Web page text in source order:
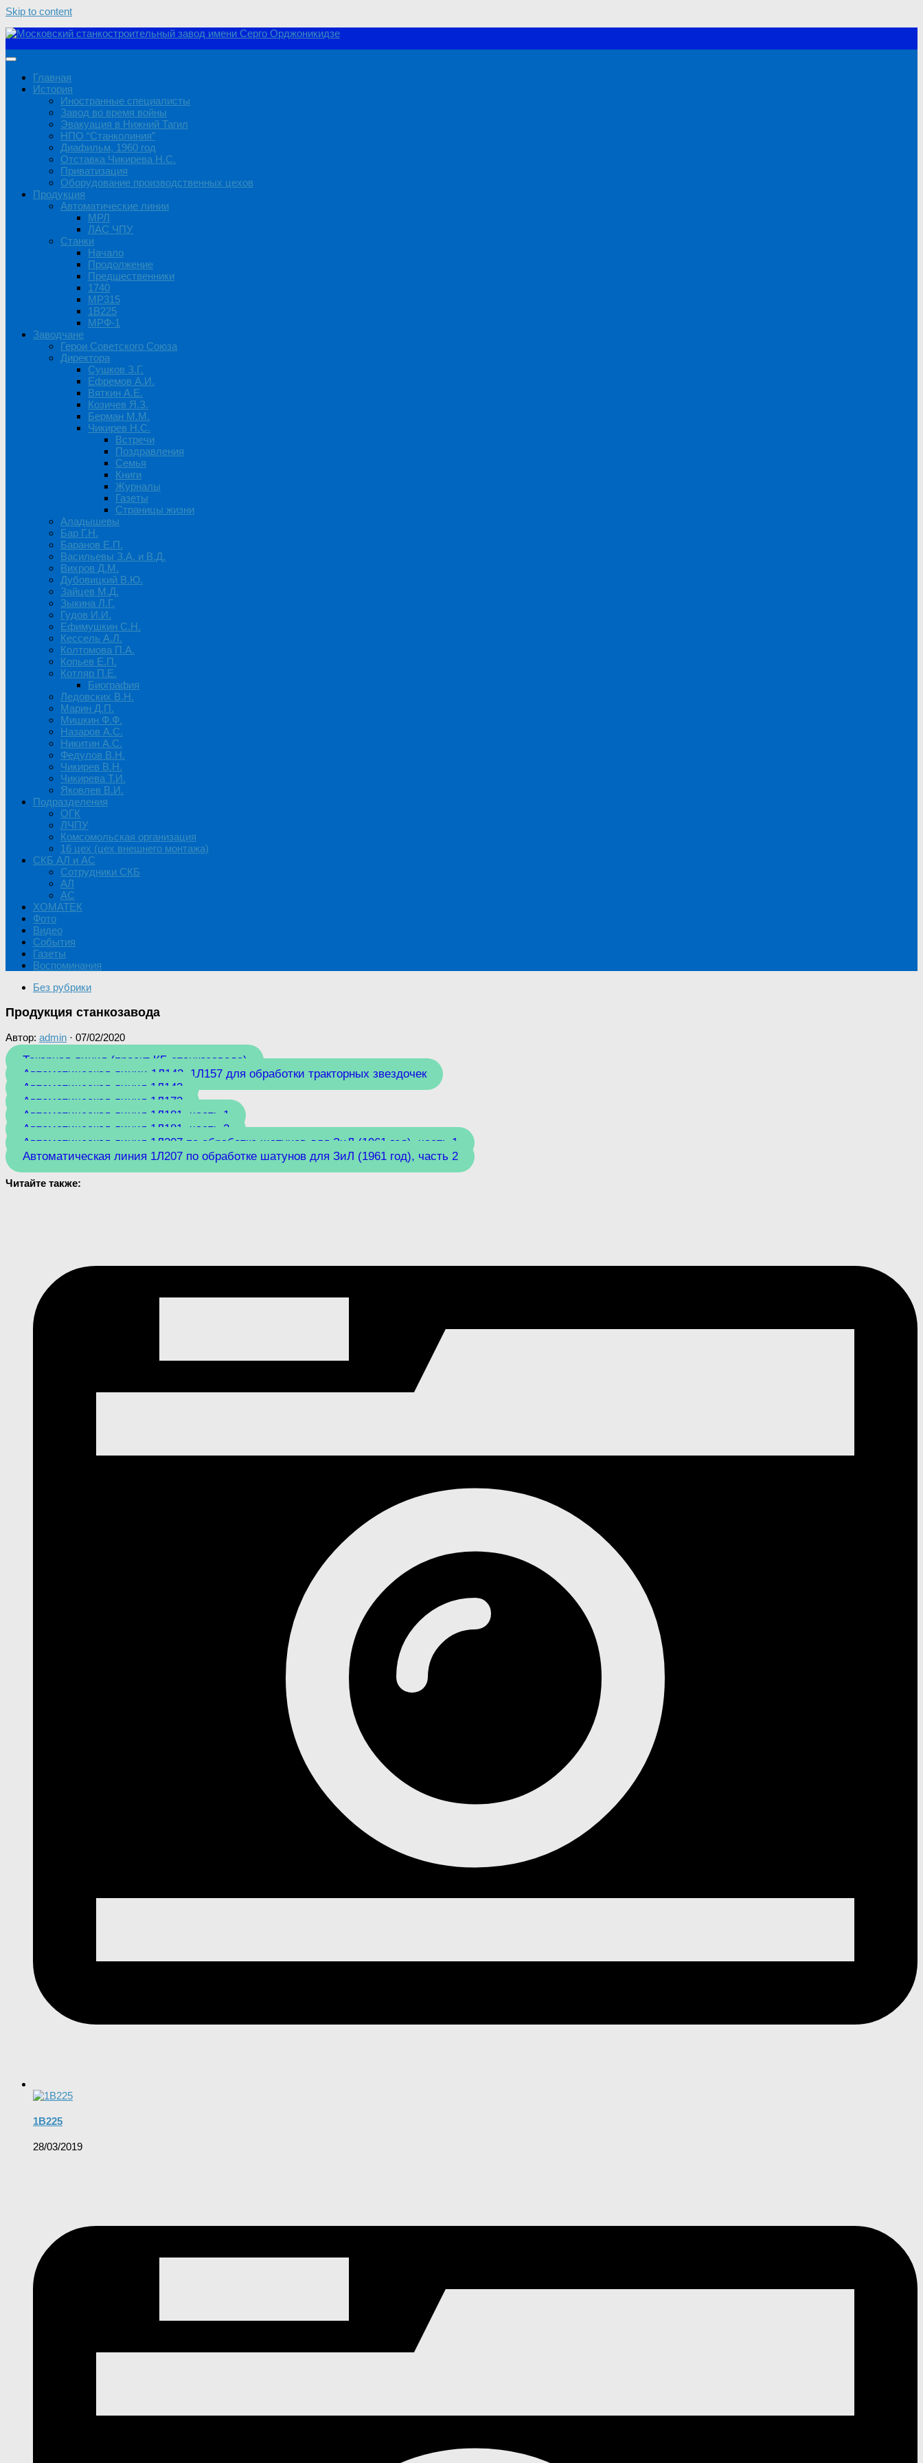
Skip to content
Главная
История
Иностранные специалисты
Завод во время войны
Эвакуация в Нижний Тагил
НПО “Станколиния”
Диафильм, 1960 год
Отставка Чикирева Н.С.
Приватизация
Оборудование производственных цехов
Продукция
Автоматические линии
МРЛ
ЛАС ЧПУ
Станки
Начало
Продолжение
Предшественники
1740
MP315
1B225
МРФ-1
Заводчане
Герои Советского Союза
Директора
Сушков З.Г.
Ефремов А.И.
Вяткин А.Е.
Козичев Я.З.
Берман М.М.
Чикирев Н.С.
Встречи
Поздравления
Семья
Книги
Журналы
Газеты
Страницы жизни
Аладышевы
Бар Г.Н.
Баранов Е.П.
Васильевы З.А. и В.Д.
Вихров Д.М.
Дубовицкий В.Ю.
Зайцев М.Д.
Зыкина Л.Г.
Гудов И.И.
Ефимушкин С.Н.
Кессель А.Л.
Колтомова П.А.
Копьев Е.П.
Котляр П.Е.
Биография
Ледовских В.Н.
Марин Д.П.
Мишкин Ф.Ф.
Назаров А.С.
Никитин А.С.
Федулов В.Н.
Чикирев В.Н.
Чикирева Т.И.
Яковлев В.И.
Подразделения
ОГК
ЛЧПУ
Комсомольская организация
16 цех (цех внешнего монтажа)
СКБ АЛ и АС
Сотрудники СКБ
АЛ
АС
ХОМАТЕК
Фото
Видео
События
Газеты
Воспоминания
Без рубрики
Продукция станкозавода
Автор: admin · 07/02/2020
Токарная линия (проект КБ станкозавода)
Автоматическая линии 1Л143, 1Л157 для обработки тракторных звездочек
Автоматическая линия 1Л143
Автоматическая линия 1Л173
Автоматическая линия 1Л181, часть 1
Автоматическая линия 1Л181, часть 2
Автоматическая линия 1Л207 по обработке шатунов для ЗиЛ (1961 год), часть 1
Автоматическая линия 1Л207 по обработке шатунов для ЗиЛ (1961 год), часть 2
Читайте также:
1B225
28/03/2019